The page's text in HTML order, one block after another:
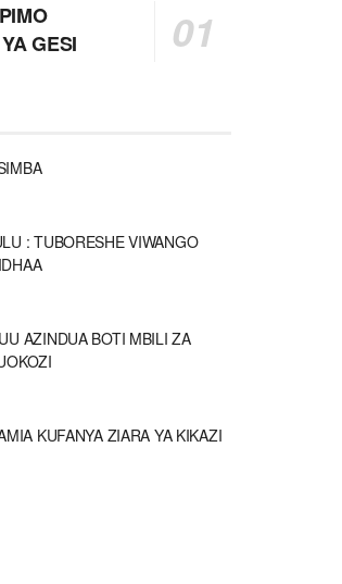
GESI
: TUBORESHE VIWANGO
AZINDUA BOTI MBILI ZA
KUFANYA ZIARA YA KIKAZI